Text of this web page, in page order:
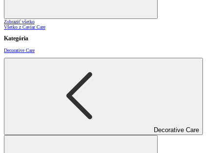
Zobraziť všetko
Všetko z Caviar Care
Kategória
Decorative Care
Decorative Care